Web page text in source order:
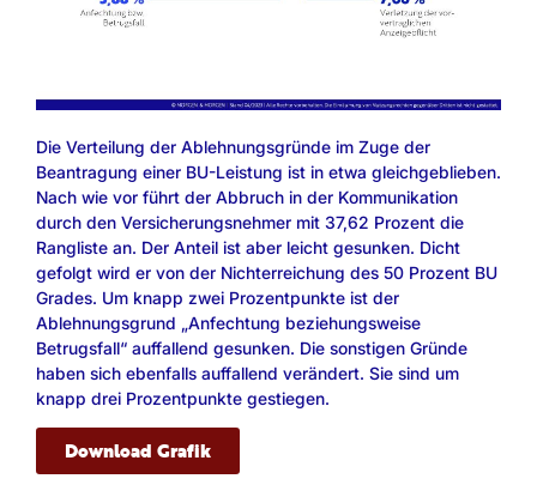
Die Verteilung der Ablehnungsgründe im Zuge der
Beantragung einer BU-Leistung ist in etwa gleichgeblieben.
Nach wie vor führt der Abbruch in der Kommunikation
durch den Versicherungsnehmer mit 37,62 Prozent die
Rangliste an. Der Anteil ist aber leicht gesunken. Dicht
gefolgt wird er von der Nichterreichung des 50 Prozent BU
Grades. Um knapp zwei Prozentpunkte ist der
Ablehnungsgrund „Anfechtung beziehungsweise
Betrugsfall“ auffallend gesunken. Die sonstigen Gründe
haben sich ebenfalls auffallend verändert. Sie sind um
knapp drei Prozentpunkte gestiegen.
Download Grafik